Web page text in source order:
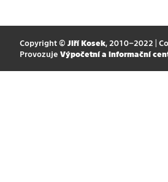
Copyright © Jiří Kosek, 2010–2022 |
Provozuje Výpočetní a informační